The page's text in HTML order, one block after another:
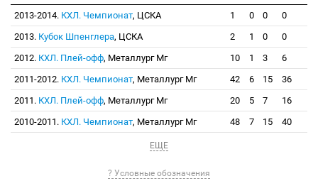
2013-2014. КХЛ. Чемпионат, ЦСКА 1 0 0
0
2013. Кубок Шпенглера, ЦСКА 2 1 0
0
2012. КХЛ. Плей-офф, Металлург Мг 10 1 3
6
2011-2012. КХЛ. Чемпионат, Металлург Мг 42 6 15
36
2011. КХЛ. Плей-офф, Металлург Мг 20 5 7
16
2010-2011. КХЛ. Чемпионат, Металлург Мг 48 7 15 40
ЕЩЕ
? Условные обозначения